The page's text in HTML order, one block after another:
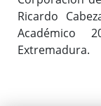
Ricardo
Académico
Extremadura.